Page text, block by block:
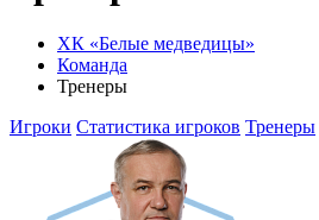
ХК «Белые медведицы»
Команда
Тренеры
Игроки Статистика игроков Тренеры